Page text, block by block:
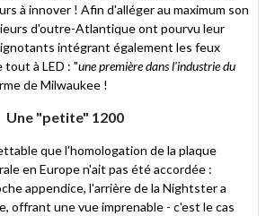
à innover ! Afin d'alléger au maximum son
d'outre-Atlantique ont pourvu leur
intégrant également les feux
à LED : "une première dans l'industrie du
de Milwaukee !
Une "petite" 1200
que l'homologation de la plaque
en Europe n'ait pas été accordée :
appendice, l'arrière de la Nightster a
offrant une vue imprenable - c'est le cas